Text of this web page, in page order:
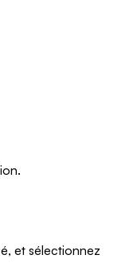
et sélectionnez